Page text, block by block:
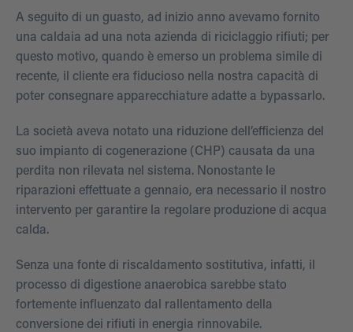
A seguito di un guasto, ad inizio anno avevamo fornito
una caldaia ad una nota azienda di riciclaggio rifiuti; per
questo motivo, quando è emerso un problema simile di
recente, il cliente era fiducioso nella nostra capacità di
poter consegnare apparecchiature adatte a bypassarlo.
La società aveva notato una riduzione dell’efficienza del
suo impianto di cogenerazione (CHP) causata da una
perdita non rilevata nel sistema. Nonostante le
riparazioni effettuate a gennaio, era necessario il nostro
intervento per garantire la regolare produzione di acqua
calda.
Senza una fonte di riscaldamento sostitutiva, infatti, il
processo di digestione anaerobica sarebbe stato
fortemente influenzato dal rallentamento della
conversione dei rifiuti in energia rinnovabile.